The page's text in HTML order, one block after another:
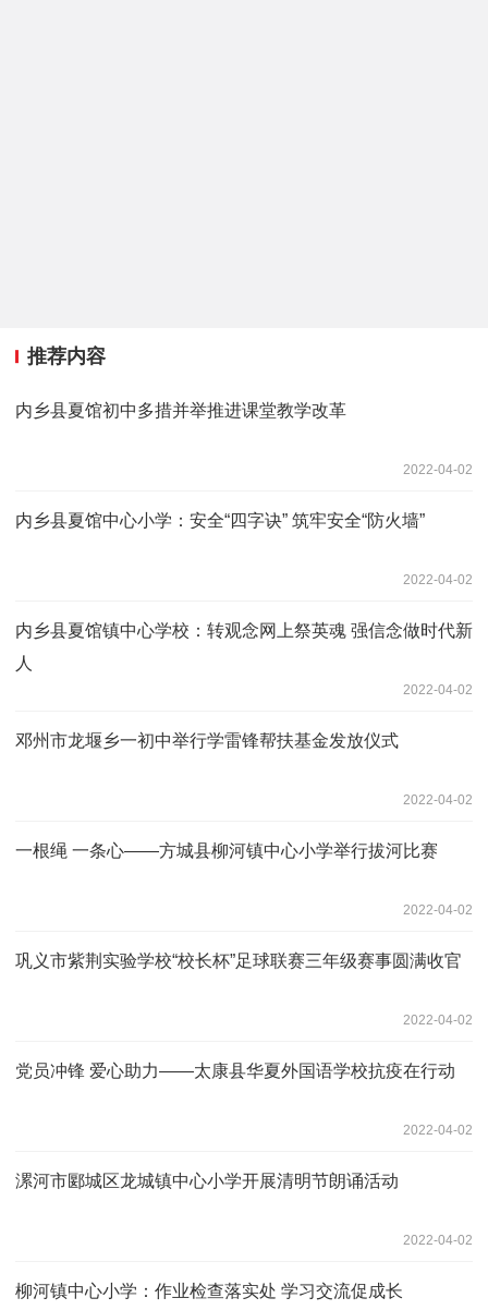
推荐内容
内乡县夏馆初中多措并举推进课堂教学改革
2022-04-02
内乡县夏馆中心小学：安全“四字诀” 筑牢安全“防火墙”
2022-04-02
内乡县夏馆镇中心学校：转观念网上祭英魂 强信念做时代新
人
2022-04-02
邓州市龙堰乡一初中举行学雷锋帮扶基金发放仪式
2022-04-02
一根绳 一条心——方城县柳河镇中心小学举行拔河比赛
2022-04-02
巩义市紫荆实验学校“校长杯”足球联赛三年级赛事圆满收官
2022-04-02
党员冲锋 爱心助力——太康县华夏外国语学校抗疫在行动
2022-04-02
漯河市郾城区龙城镇中心小学开展清明节朗诵活动
2022-04-02
柳河镇中心小学：作业检查落实处 学习交流促成长